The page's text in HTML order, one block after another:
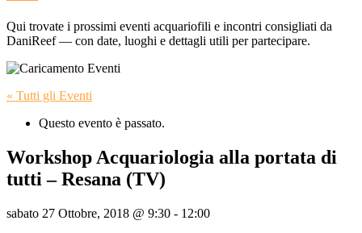
Qui trovate i prossimi eventi acquariofili e incontri consigliati da
DaniReef — con date, luoghi e dettagli utili per partecipare.
« Tutti gli Eventi
Questo evento è passato.
Workshop Acquariologia alla portata di
tutti – Resana (TV)
sabato 27 Ottobre, 2018 @ 9:30 - 12:00